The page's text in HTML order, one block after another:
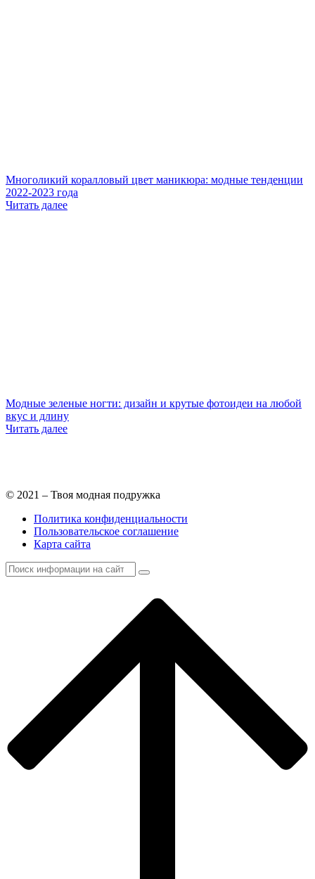
Многоликий коралловый цвет маникюра: модные тенденции
2022-2023 года
Читать далее
Модные зеленые ногти: дизайн и крутые фотоидеи на любой
вкус и длину
Читать далее
© 2021 – Твоя модная подружка
Политика конфиденциальности
Пользовательское соглашение
Карта сайта